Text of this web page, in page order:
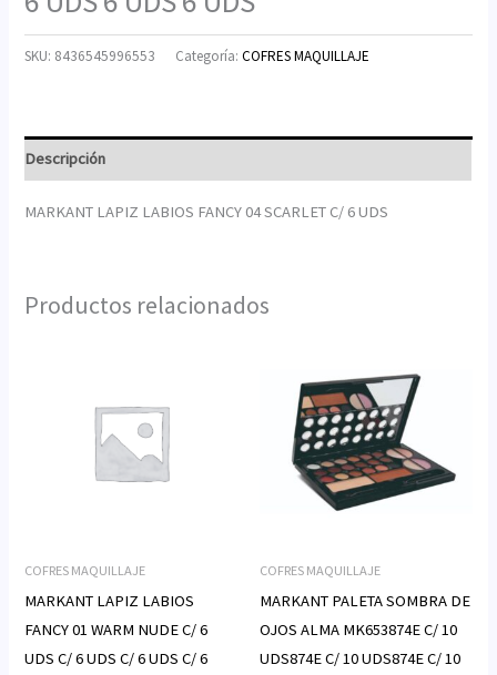
SKU: 8436545996553 Categoría:COFRES MAQUILLAJE
Descripción
MARKANT LAPIZ LABIOS FANCY 04 SCARLET C/ 6 UDS
Productos relacionados
COFRES MAQUILLAJE
MARKANT LAPIZ LABIOS
FANCY 01 WARM NUDE C/ 6
UDS C/ 6 UDS C/ 6 UDS C/ 6
COFRES MAQUILLAJE
MARKANT PALETA SOMBRA DE
OJOS ALMA MK653874E C/ 10
UDS874E C/ 10 UDS874E C/ 10